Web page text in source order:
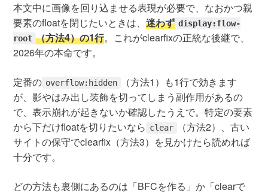
本文中に画像を回り込ませる表現が必要で、なおかつ親
要素のfloatを閉じたいときは、迷わず display:flow-
root （方法4）の1行。これがclearfixの正統な後継で、
2026年の本命です。
定番の overflow:hidden
（方法1）も1行で効きます
が、影やはみ出し装飾を切ってしまう副作用があるの
で、表示崩れが起きないか確認したうえで。特定の要素
から下だけfloatを切りたいなら clear
（方法2）、古い
サイトの保守でclearfix（方法3）を見かけたら読めれば
十分です。
どの方法も裏側にあるのは「BFCを作る」か「clearで